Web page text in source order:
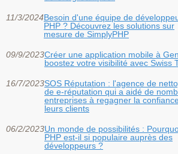
11/3/2024Besoin d'une équipe de
PHP ? Découvrez les solutions sur
mesure de SimplyPHP
09/9/2023Créer une application mobile à
boostez votre visibilité avec Swiss
16/7/2023SOS Réputation : l'agence de
de e-réputation qui a aidé de
entreprises à regagner la
leurs clients
06/2/2023Un monde de possibilités :
PHP est-il si populaire auprès des
développeurs ?